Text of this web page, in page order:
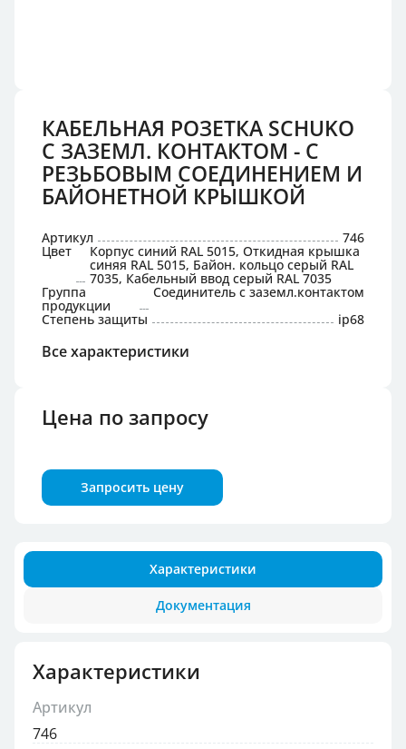
КАБЕЛЬНАЯ РОЗЕТКА SCHUKO
С ЗАЗЕМЛ. КОНТАКТОМ - С
РЕЗЬБОВЫМ СОЕДИНЕНИЕМ И
БАЙОНЕТНОЙ КРЫШКОЙ
Артикул 746
Цвет Корпус синий RAL 5015, Откидная крышка
синяя RAL 5015, Байон. кольцо серый RAL
7035, Кабельный ввод серый RAL 7035
Группа
продукции
Соединитель с заземл.контактом
Степень защиты
ip68
Все характеристики
Цена по запросу
Запросить цену
Характеристики
Документация
Характеристики
Артикул
746